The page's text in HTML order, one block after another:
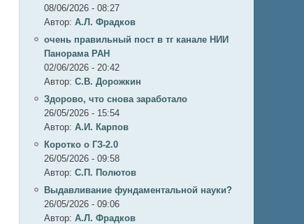
08/06/2026 - 08:27
Автор: А.Л. Фрадков
очень правильный пост в тг канале НИИ
Панорама РАН
02/06/2026 - 20:42
Автор: С.В. Дорожкин
Здорово, что снова заработало
26/05/2026 - 15:54
Автор: А.И. Карпов
Коротко о ГЗ-2.0
26/05/2026 - 09:58
Автор: C.П. Полютов
Выдавливание фундаментальной науки?
26/05/2026 - 09:06
Автор: А.Л. Фрадков